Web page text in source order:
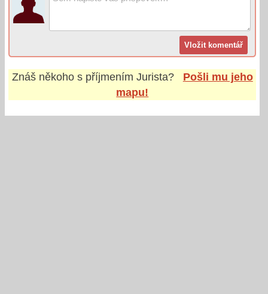
Znáš někoho s příjmením Jurista?
Pošli mu jeho
mapu!